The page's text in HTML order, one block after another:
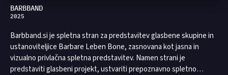
BARBBAND
2025
Barbband.si je spletna stran za predstavitev glasbene skupine in
ustanoviteljice Barbare Leben Bone, zasnovana kot jasna in
vizualno privlačna spletna predstavitev. Namen strani je
predstaviti glasbeni projekt, ustvariti prepoznavno spletno…